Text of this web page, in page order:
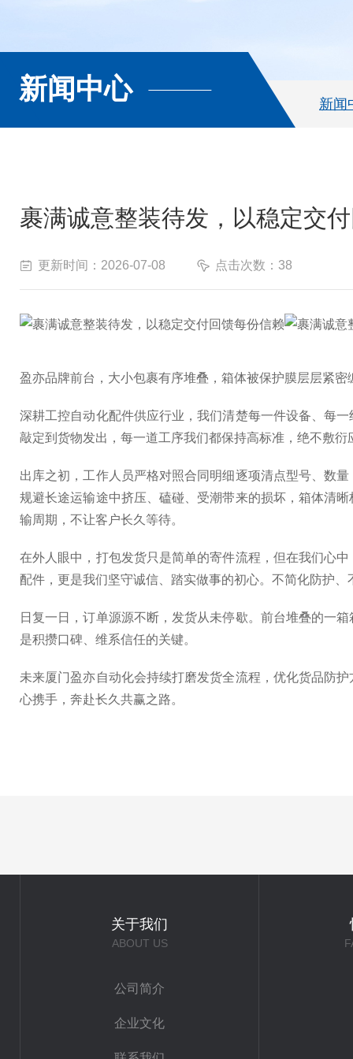
新闻中心 新闻
裹满诚意整装待发，以稳定交
更新时间：2026-07-08 点击次数：38
盈亦品牌前台，大小包裹有序堆叠，箱体被保护膜层层紧
深耕工控自动化配件供应行业，我们清楚每一件设备、每
敲定到货物发出，每一道工序我们都保持高标准，绝不敷衍
出库之初，工作人员严格对照合同明细逐项清点型号、数
规避长途运输途中挤压、磕碰、受潮带来的损坏，箱体清
输周期，不让客户长久等待。
在外人眼中，打包发货只是简单的寄件流程，但在我们心
配件，更是我们坚守诚信、踏实做事的初心。不简化防护
日复一日，订单源源不断，发货从未停歇。前台堆叠的一
是积攒口碑、维系信任的关键。
未来厦门盈亦自动化会持续打磨发货全流程，优化货品防
心携手，奔赴长久共赢之路。
关于我们
ABOUT US
公司简介
企业文化